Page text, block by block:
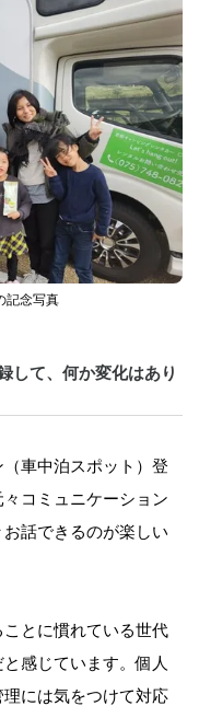
記念写真
して、何か変化はあり
車中泊スポット）登
コミュニケーション
話できるのが楽しい
とに慣れている世代
感じています。個人
には気をつけて対応